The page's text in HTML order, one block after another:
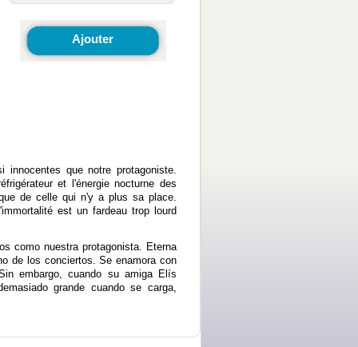
Ajouter
que notre protagoniste.
et l'énergie nocturne des
de celle qui n'y a plus sa place.
est un fardeau trop lourd
como nuestra protagonista. Eterna
de los conciertos. Se enamora con
embargo, cuando su amiga Elís
grande cuando se carga,